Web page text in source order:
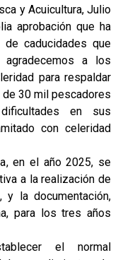
y Acuicultura, Julio
aprobación que ha
caducidades que
agradecemos a los
para respaldar
de 30 mil pescadores
en sus
con celeridad
en el año 2025, se
a la realización de
y la documentación,
para los tres años
el normal